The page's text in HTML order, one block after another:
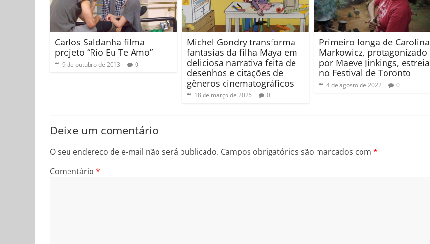
Carlos Saldanha filma
projeto “Rio Eu Te Amo”
9 de outubro de 2013 0
Michel Gondry transforma
fantasias da filha Maya em
deliciosa narrativa feita de
desenhos e citações de
gêneros cinematográficos
18 de março de 2026 0
Primeiro longa de Carolina
Markowicz, protagonizado
por Maeve Jinkings, estreia
no Festival de Toronto
4 de agosto de 2022 0
Deixe um comentário
O seu endereço de e-mail não será publicado. Campos obrigatórios são marcados com *
Comentário *